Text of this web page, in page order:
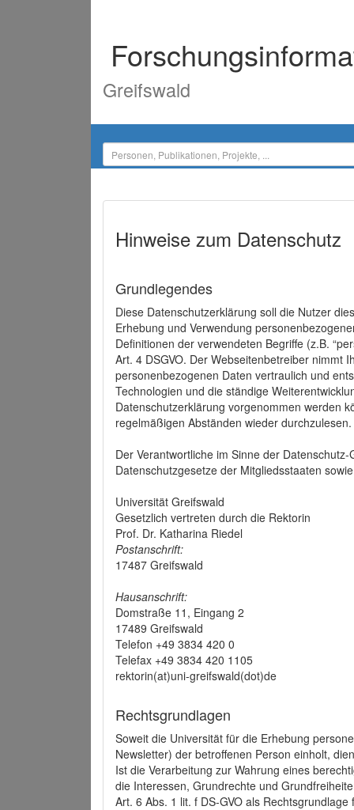
Greifswald
Hinweise zum Datenschutz
Grundlegendes
Diese Datenschutzerklärung soll die Nutzer
Erhebung und Verwendung
Definitionen der verwendeten Begriffe (z.B.
Art. 4 DSGVO. Der Webseitenbetreiber nimmt
personenbezogenen Daten vertraulich und
Technologien und die ständige
Datenschutzerklärung vorgenommen werden
regelmäßigen Abständen wieder durchzulesen.
Der Verantwortliche im Sinne der
Datenschutzgesetze der Mitgliedsstaaten
Universität Greifswald
Gesetzlich vertreten durch die Rektorin
Prof. Dr. Katharina Riedel
Postanschrift:
17487 Greifswald
Hausanschrift:
Domstraße 11, Eingang 2
17489 Greifswald
Telefon +49 3834 420 0
Telefax +49 3834 420 1105
rektorin(at)uni-greifswald(dot)de
Rechtsgrundlagen
Soweit die Universität für die Erhebung
Newsletter) der betroffenen Person einholt,
Ist die Verarbeitung zur Wahrung eines
die Interessen, Grundrechte und
Art. 6 Abs. 1 lit. f DS-GVO als